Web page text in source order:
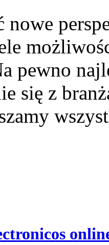
nowe
pewno
się z